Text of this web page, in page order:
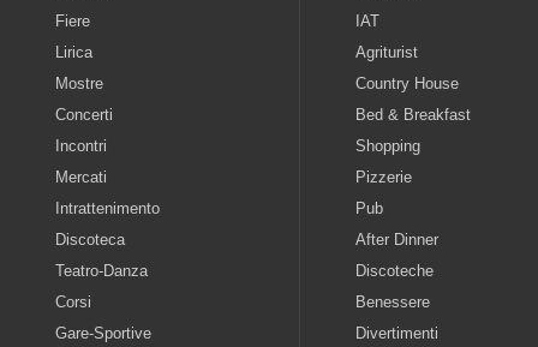
Fiere
Lirica
Mostre
Concerti
Incontri
Mercati
Intrattenimento
Discoteca
Teatro-Danza
Corsi
Gare-Sportive
IAT
Agriturist
Country House
Bed & Breakfast
Shopping
Pizzerie
Pub
After Dinner
Discoteche
Benessere
Divertimenti